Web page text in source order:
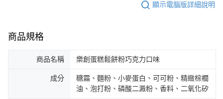
顯示電腦版詳細說明
商品規格
商品名稱 樂創蛋糕鬆餅粉巧克力口味
成分
糖霜、麵粉、小麥蛋白、可可粉、精緻棕櫚
油、泡打粉、磷酸二澱粉、香料、二氧化矽